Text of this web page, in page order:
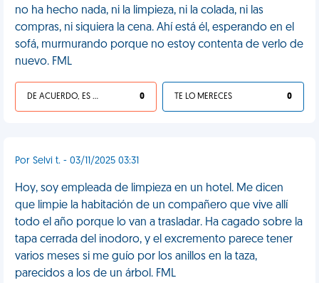
no ha hecho nada, ni la limpieza, ni la colada, ni las
compras, ni siquiera la cena. Ahí está él, esperando en el
sofá, murmurando porque no estoy contenta de verlo de
nuevo. FML
DE ACUERDO, ES UNA VIDA HP 0 TE LO MERECES 0
Por Selvi t. - 03/11/2025 03:31
Hoy, soy empleada de limpieza en un hotel. Me dicen
que limpie la habitación de un compañero que vive allí
todo el año porque lo van a trasladar. Ha cagado sobre la
tapa cerrada del inodoro, y el excremento parece tener
varios meses si me guío por los anillos en la taza,
parecidos a los de un árbol. FML